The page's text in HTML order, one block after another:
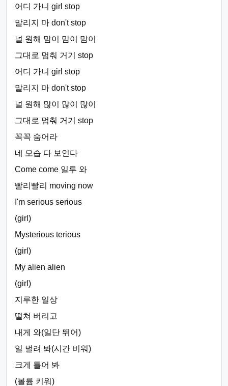
어디 가니 girl stop
말리지 마 don't stop
널 원해 맘이 맘이 맘이
그대로 멈춰 거기 stop
어디 가니 girl stop
말리지 마 don't stop
널 원해 많이 많이 많이
그대로 멈춰 거기 stop
꼭꼭 숨어라
네 모습 다 보인다
Come come 일루 와
빨리빨리 moving now
I'm serious serious
(girl)
Mysterious terious
(girl)
My alien alien
(girl)
지루한 일상
떨쳐 버리고
내게 와(일단 뛰어)
일 벌려 봐(시간 비워)
크게 틀어 봐
(볼륨 키워)